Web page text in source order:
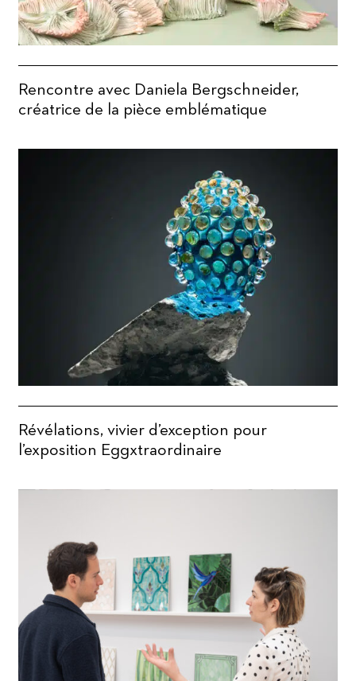
Rencontre avec Daniela Bergschneider,
créatrice de la pièce emblématique
Révélations, vivier d’exception pour
l’exposition Eggxtraordinaire